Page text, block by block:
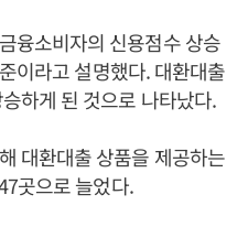
융소비자의 신용점수 상승
이라고 설명했다. 대환대출
하게 된 것으로 나타났다.
대환대출 상품을 제공하는
곳으로 늘었다.